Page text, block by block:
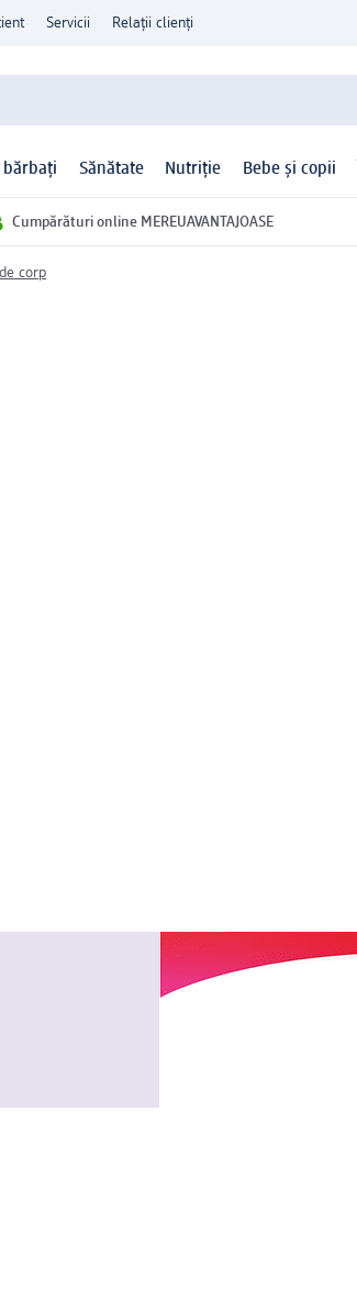
Servicii Relații clienți
bărbați Sănătate Nutriție Bebe și copii
Cumpărături online MEREUAVANTAJOASE
corp